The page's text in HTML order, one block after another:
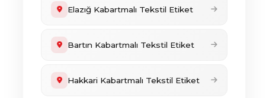
Elazığ Kabartmalı Tekstil Etiket
Bartın Kabartmalı Tekstil Etiket
Hakkari Kabartmalı Tekstil Etiket